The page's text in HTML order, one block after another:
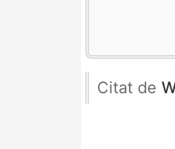
Citat de